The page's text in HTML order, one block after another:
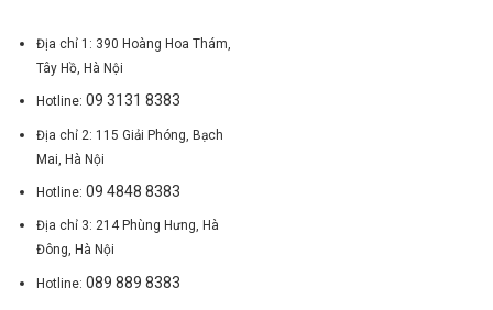
Địa chỉ 1: 390 Hoàng Hoa Thám,
Tây Hồ, Hà Nội
Hotline: 09 3131 8383
Địa chỉ 2: 115 Giải Phóng, Bạch
Mai, Hà Nội
Hotline: 09 4848 8383
Địa chỉ 3: 214 Phùng Hưng, Hà
Đông, Hà Nội
Hotline: 089 889 8383